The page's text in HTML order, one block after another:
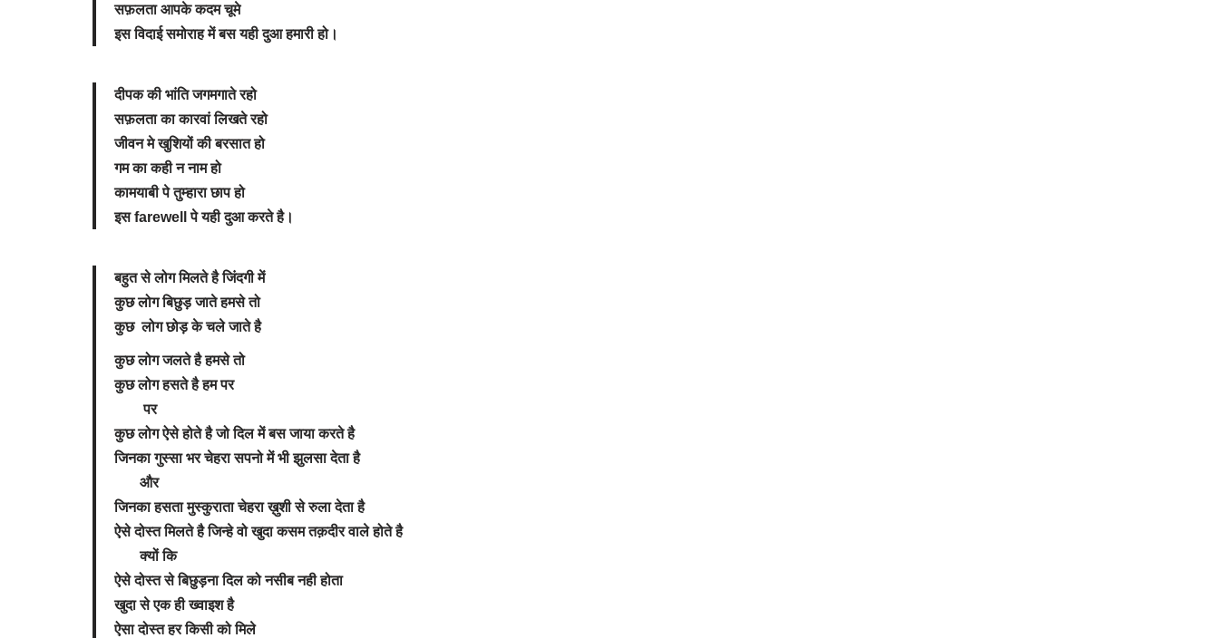
सफ़लता आपके कदम चूमे
इस विदाई समोराह में बस यही दुआ हमारी हो।
दीपक की भांति जगमगाते रहो
सफ़लता का कारवां लिखते रहो
जीवन मे खुशियों की बरसात हो
गम का कही न नाम हो
कामयाबी पे तुम्हारा छाप हो
इस farewell पे यही दुआ करते है।
बहुत से लोग मिलते है जिंदगी में
कुछ लोग बिछुड़ जाते हमसे तो
कुछ लोग छोड़ के चले जाते है
कुछ लोग जलते है हमसे तो
कुछ लोग हसते है हम पर
पर
कुछ लोग ऐसे होते है जो दिल में बस जाया करते है
जिनका गुस्सा भर चेहरा सपनो में भी झुलसा देता है
और
जिनका हसता मुस्कुराता चेहरा ख़ुशी से रुला देता है
ऐसे दोस्त मिलते है जिन्हे वो खुदा कसम तक़दीर वाले होते है
क्यों कि
ऐसे दोस्त से बिछुड़ना दिल को नसीब नही होता
खुदा से एक ही ख्वाइश है
ऐसा दोस्त हर किसी को मिले